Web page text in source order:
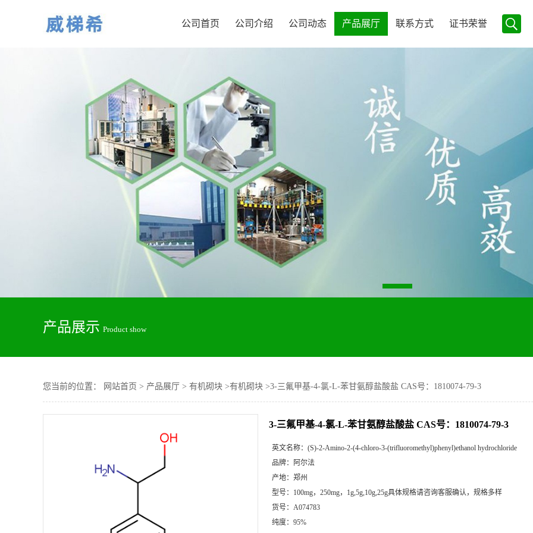
公司首页 公司介绍 公司动态 产品展厅 联系方式 证书荣誉
产品展示 Product show
您当前的位置： 网站首页 > 产品展厅 > 有机砌块 >有机砌块 >3-三氟甲基-4-氯-L-苯甘氨醇盐酸盐 CAS号：1810074-79-3
3-三氟甲基-4-氯-L-苯甘氨醇盐酸盐 CAS号：1810074-79-3
英文名称： (S)-2-Amino-2-(4-chloro-3-(trifluoromethyl)phenyl)ethanol hydrochloride
品牌：
阿尔法
产地： 郑州
型号： 100mg，250mg，1g,5g,10g,25g具体规格请咨询客服确认，规格多样
货号： A074783
纯度： 95%